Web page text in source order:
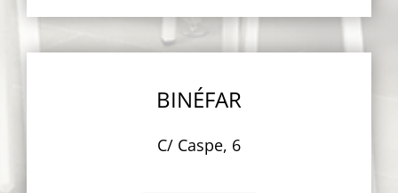
BINÉFAR
C/ Caspe, 6